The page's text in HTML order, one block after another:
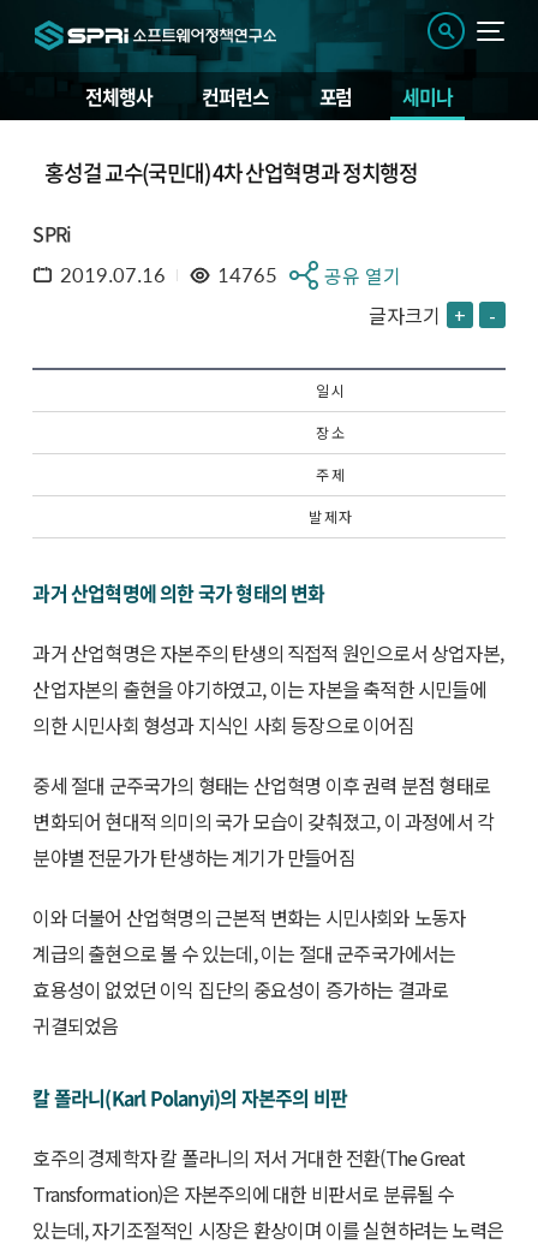
전체행사 컨퍼런스 포럼 세미나
홍성걸 교수(국민대) 4차 산업혁명과 정치행정
SPRi
2019.07.16 14765
공유 열기
글자크기 + -
일 시
장 소
주 제
발 제 자
과거 산업혁명에 의한 국가 형태의 변화
과거 산업혁명은 자본주의 탄생의 직접적 원인으로서 상업자본,
산업자본의 출현을 야기하였고, 이는 자본을 축적한 시민들에
의한 시민사회 형성과 지식인 사회 등장으로 이어짐
중세 절대 군주국가의 형태는 산업혁명 이후 권력 분점 형태로
변화되어 현대적 의미의 국가 모습이 갖춰졌고, 이 과정에서 각
분야별 전문가가 탄생하는 계기가 만들어짐
이와 더불어 산업혁명의 근본적 변화는 시민사회와 노동자
계급의 출현으로 볼 수 있는데, 이는 절대 군주국가에서는
효용성이 없었던 이익 집단의 중요성이 증가하는 결과로
귀결되었음
칼 폴라니(Karl Polanyi)의 자본주의 비판
호주의 경제학자 칼 폴라니의 저서 거대한 전환(The Great
Transformation)은 자본주의에 대한 비판서로 분류될 수
있는데, 자기조절적인 시장은 환상이며 이를 실현하려는 노력은